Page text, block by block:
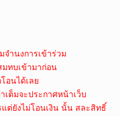
จำนงการเข้าร่วม
ทบเข้ามาก่อน
อนได้เลย
เต็มจะประกาศหน้าเว็บ
ต่ยังไม่โอนเงิน นั้น สละสิทธิ์